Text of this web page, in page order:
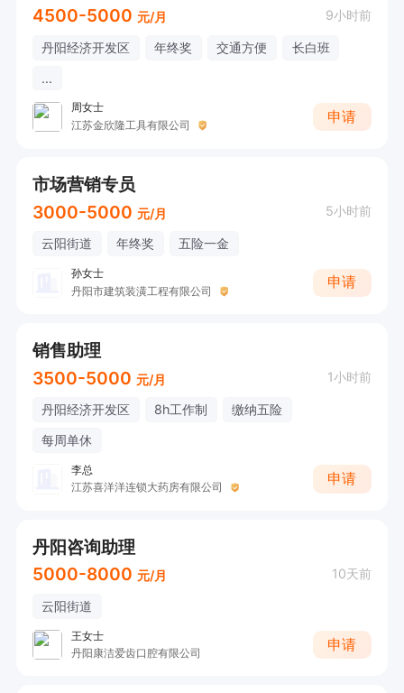
4500-5000 元/月 9小时前
丹阳经济开发区 年终奖 交通方便
长白班
...
周女士
江苏金欣隆工具有限公司
申请
市场营销专员
3000-5000 元/月 5小时前
云阳街道 年终奖 五险一金
孙女士
丹阳市建筑装潢工程有限公司
申请
销售助理
3500-5000 元/月 1小时前
丹阳经济开发区 8h工作制
缴纳五险
每周单休
李总
江苏喜洋洋连锁大药房有限公司
申请
丹阳咨询助理
5000-8000 元/月 10天前
云阳街道
王女士
丹阳康洁爱齿口腔有限公司
申请